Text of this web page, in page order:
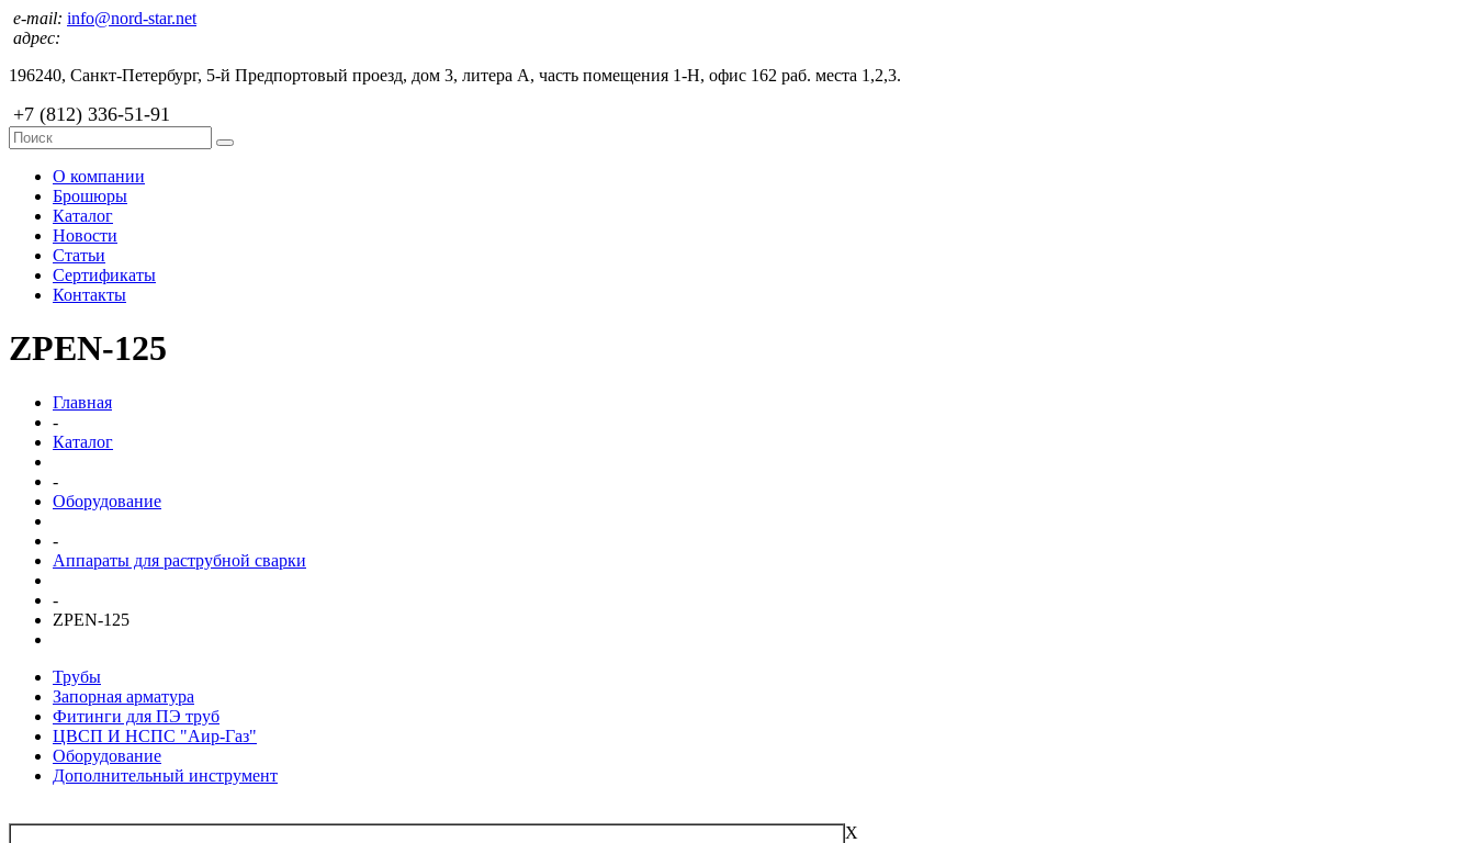
e-mail: info@nord-star.net
адрес:
196240, Санкт-Петербург, 5-й Предпортовый проезд, дом 3, литера А, часть помещения 1-Н, офис 162 раб. места 1,2,3.
+7 (812) 336-51-91
О компании
Брошюры
Каталог
Новости
Статьи
Сертификаты
Контакты
ZPEN-125
Главная
-
Каталог
-
Оборудование
-
Аппараты для раструбной сварки
-
ZPEN-125
Трубы
Запорная арматура
Фитинги для ПЭ труб
ЦВСП И НСПС "Аир-Газ"
Оборудование
Дополнительный инструмент
X